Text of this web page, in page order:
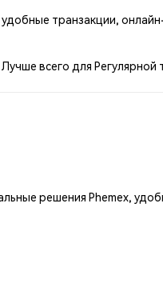
удобные транзакции,
Лучше всего для Регулярной
решения Phemex,